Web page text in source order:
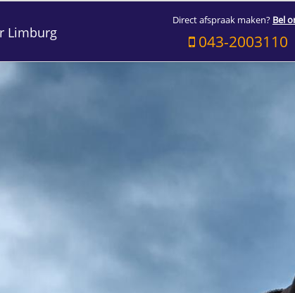
Limburg
Direct afspraak maken? Bel
043-2003110